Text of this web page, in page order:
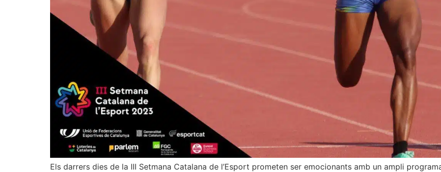
Els darrers dies de la III Setmana Catalana de l’Esport prometen ser emocionants amb un ampli